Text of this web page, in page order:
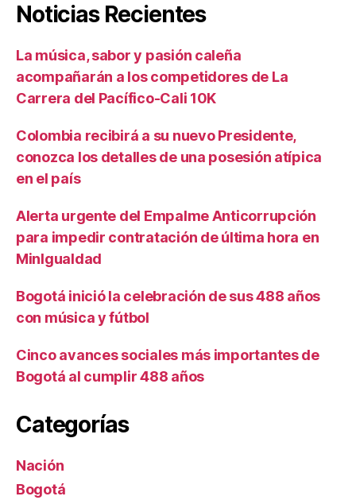
Noticias Recientes
La música, sabor y pasión caleña
acompañarán a los competidores de La
Carrera del Pacífico-Cali 10K
Colombia recibirá a su nuevo Presidente,
conozca los detalles de una posesión atípica
en el país
Alerta urgente del Empalme Anticorrupción
para impedir contratación de última hora en
MinIgualdad
Bogotá inició la celebración de sus 488 años
con música y fútbol
Cinco avances sociales más importantes de
Bogotá al cumplir 488 años
Categorías
Nación
Bogotá